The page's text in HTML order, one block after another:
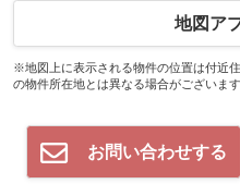
地図ア
※地図上に表示される物件の位置は付近
の物件所在地とは異なる場合がございます
お問い合わせする